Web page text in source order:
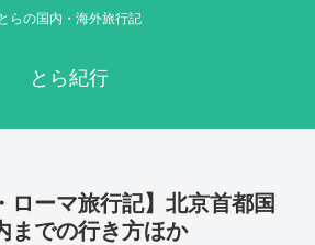
とらの国内・海外旅行記
とら紀行
ローマ旅行記】北京首都国
までの行き方ほか